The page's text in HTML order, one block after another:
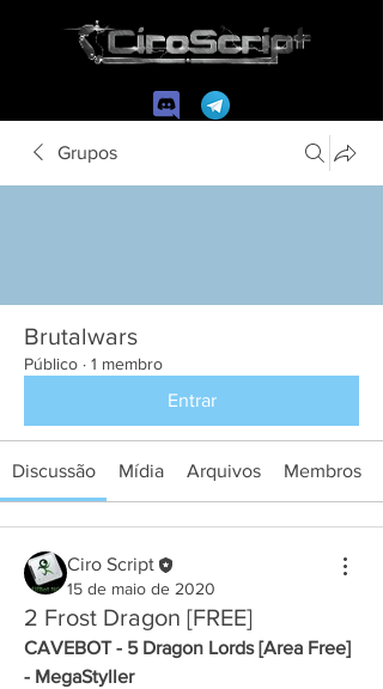
Grupos
Brutalwars
Público · 1 membro
Entrar
Discussão Mídia Arquivos Membros
Ciro Script
15 de maio de 2020
2 Frost Dragon [FREE]
CAVEBOT - 5 Dragon Lords [Area Free]
- MegaStyller